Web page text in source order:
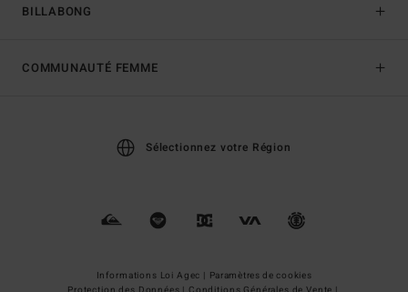
BILLABONG
COMMUNAUTÉ FEMME
Sélectionnez votre Région
Informations Loi Agec | Paramètres de cookies